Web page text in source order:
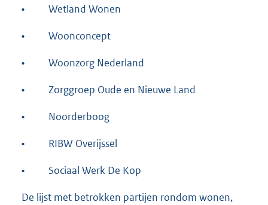
• Wetland Wonen
• Woonconcept
• Woonzorg Nederland
• Zorggroep Oude en Nieuwe Land
• Noorderboog
• RIBW Overijssel
• Sociaal Werk De Kop
De lijst met betrokken partijen rondom wonen,